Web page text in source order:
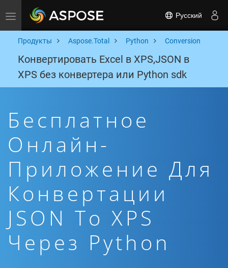
Toggle navigation Русский
Продукты Aspose.Total Python Conversion
Конвертировать Excel в XPS,JSON в
XPS без конвертера или Python sdk
Бесплатное
Онлайн-
Приложение Для
Конвертации
JSON To XPS
Через Python